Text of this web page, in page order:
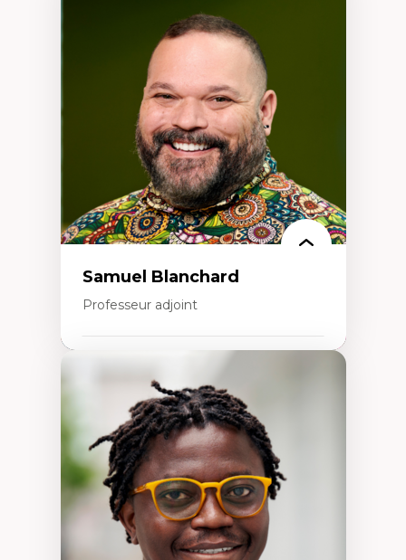
Discours sur la ville et représentations
Mosquées, formes et usages au Canada
Reconnaissance et représentations des
communautés immigrantes dans l'espace
Design architectural et urbain
Patrimoine et patrimonialisation
Études postcoloniales et décolonisation des
savoirs
Samuel Blanchard
Professeur adjoint
Didactique des sciences – processus
d’enquête et culture scientifique
Éducation en milieu minoritaire –
construction identitaire et conscience
critique
Technologies éducatives – ludification et
programmation pédagogique
La langue dans toutes les matières –
environnement discursif et langage
scientifique